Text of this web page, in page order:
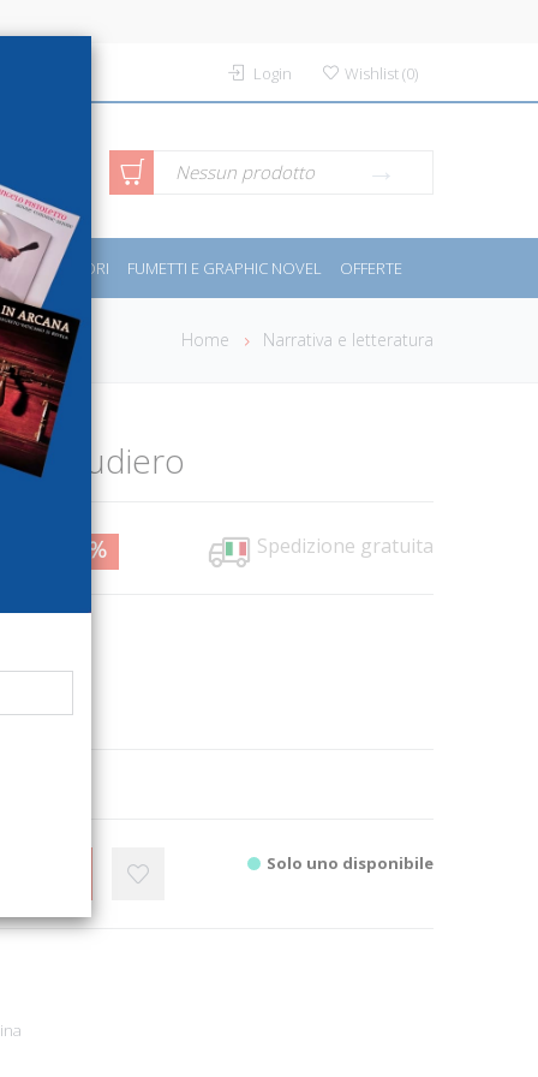
Login Wishlist(0)
Nessun prodotto
E MOTORI FUMETTI E GRAPHIC NOVEL OFFERTE
Home Narrativa e letteratura
scudiero
26% Spedizione gratuita
Solo uno disponibile